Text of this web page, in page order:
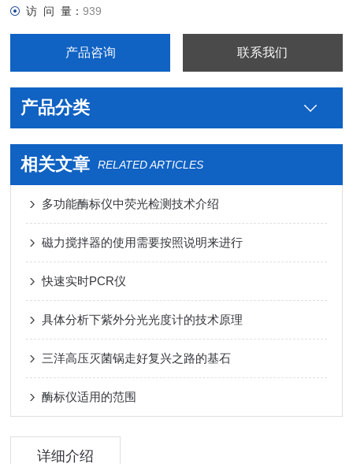
访 问 量：939
产品咨询 联系我们
产品分类
相关文章 RELATED ARTICLES
多功能酶标仪中荧光检测技术介绍
磁力搅拌器的使用需要按照说明来进行
快速实时PCR仪
具体分析下紫外分光光度计的技术原理
三洋高压灭菌锅走好复兴之路的基石
酶标仪适用的范围
详细介绍